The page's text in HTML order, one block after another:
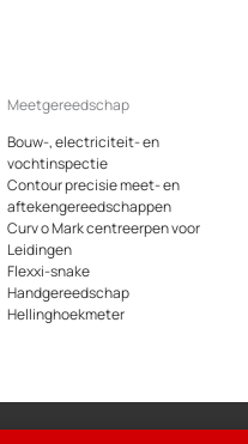
Meetgereedschap
Bouw-, electriciteit- en
vochtinspectie
Contour precisie meet- en
aftekengereedschappen
Curv o Mark centreerpen voor
Leidingen
Flexxi-snake
Handgereedschap
Hellinghoekmeter